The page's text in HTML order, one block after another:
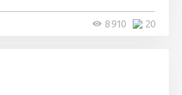
20
8 910